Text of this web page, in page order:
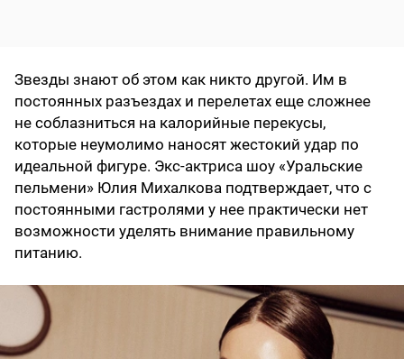
Звезды знают об этом как никто другой. Им в
постоянных разъездах и перелетах еще сложнее
не соблазниться на калорийные перекусы,
которые неумолимо наносят жестокий удар по
идеальной фигуре. Экс-актриса шоу «Уральские
пельмени» Юлия Михалкова подтверждает, что с
постоянными гастролями у нее практически нет
возможности уделять внимание правильному
питанию.